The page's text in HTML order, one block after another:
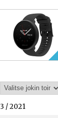
3 / 2021